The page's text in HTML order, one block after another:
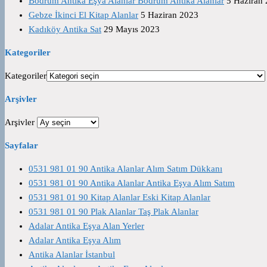
Gebze İkinci El Kitap Alanlar 5 Haziran 2023
Kadıköy Antika Sat 29 Mayıs 2023
Kategoriler
Kategoriler
Arşivler
Arşivler
Sayfalar
0531 981 01 90 Antika Alanlar Alım Satım Dükkanı
0531 981 01 90 Antika Alanlar Antika Eşya Alım Satım
0531 981 01 90 Kitap Alanlar Eski Kitap Alanlar
0531 981 01 90 Plak Alanlar Taş Plak Alanlar
Adalar Antika Eşya Alan Yerler
Adalar Antika Eşya Alım
Antika Alanlar İstanbul